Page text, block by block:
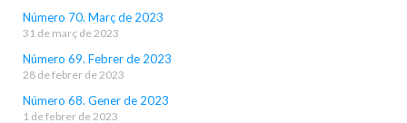
Número 70. Març de 2023
31 de març de 2023
Número 69. Febrer de 2023
28 de febrer de 2023
Número 68. Gener de 2023
1 de febrer de 2023